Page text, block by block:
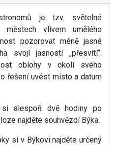
je tzv. světelné
městech vlivem umělého
pozorovat méně jasné
svojí jasností „přesvítí“.
oblohy v okolí svého
řešení uvést místo a datum
si alespoň dvě hodiny po
najděte souhvězdí Býka.
si v Býkovi najděte určený